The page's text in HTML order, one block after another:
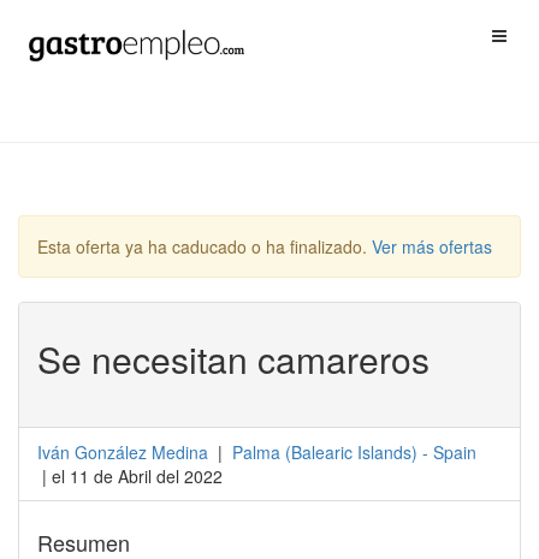
Esta oferta ya ha caducado o ha finalizado. Ver más ofertas
Se necesitan camareros
Iván González Medina | Palma (Balearic Islands) - Spain
| el 11 de Abril del 2022
Resumen